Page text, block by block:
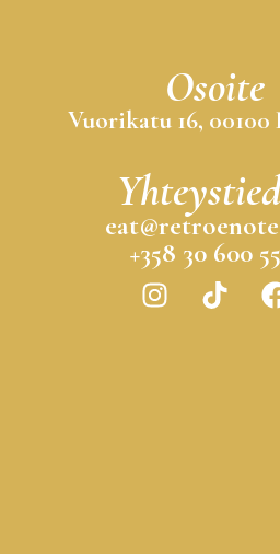
Osoite
Vuorikatu 16,
+358 30 600